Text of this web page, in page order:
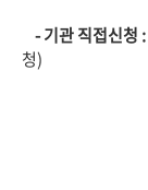
- 기관 직접신청 :
청)